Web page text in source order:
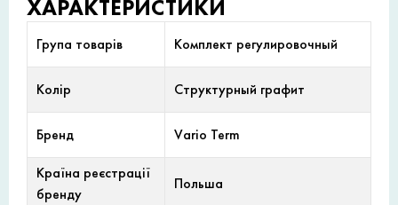
ХАРАКТЕРИСТИКИ
Група товарів Комплект регулировочный
Колір Структурный графит
Бренд Vario Term
Країна реєстрації
бренду
Польша